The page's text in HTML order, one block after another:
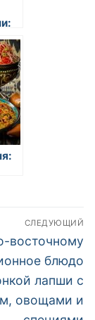
СЛЕДУЮЩИЙ
восточному
блюдо
лапши с
овощами и